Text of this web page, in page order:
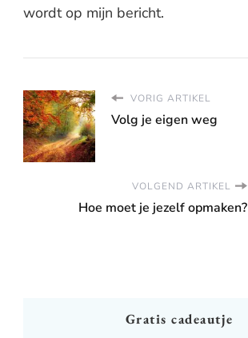
wordt op mijn bericht.
VORIG ARTIKEL
Volg je eigen weg
VOLGEND ARTIKEL
Hoe moet je jezelf opmaken?
Gratis cadeautje